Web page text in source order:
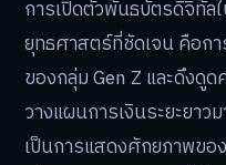
การเปิดตัวพันธบัตรดิจิทัล
ยุทธศาสตร์ที่ชัดเจน คือก
ของกลุ่ม Gen Z และดึงดู
วางแผนการเงินระยะยา
เป็นการแสดงศักยภาพขอ